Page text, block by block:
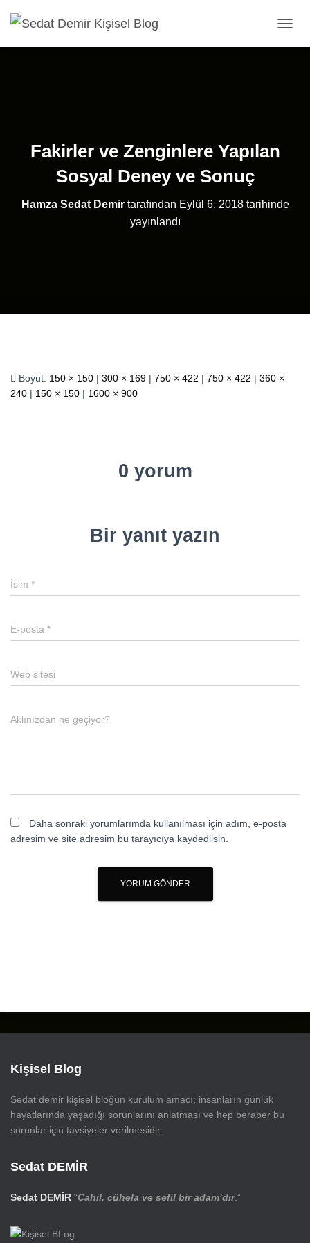
Fakirler ve Zenginlere Yapılan
Sosyal Deney ve Sonuç
Hamza Sedat Demirtarafından Eylül 6, 2018tarihinde
yayınlandı
Boyut: 150 × 150 | 300 × 169 | 750 × 422 | 750 × 422 | 360 ×
240 | 150 × 150 | 1600 × 900
0 yorum
Bir yanıt yazın
İsim *
E-posta *
Web sitesi
Aklınızdan ne geçiyor?
Daha sonraki yorumlarımda kullanılması için adım, e-posta
adresim ve site adresim bu tarayıcıya kaydedilsin.
Kişisel Blog
Sedat demir kişisel bloğun kurulum amacı; insanların günlük
hayatlarında yaşadığı sorunlarını anlatması ve hep beraber bu
sorunlar için tavsiyeler verilmesidir.
Sedat DEMİR
Sedat DEMİR “Cahil, cühela ve sefil bir adam’dır.”